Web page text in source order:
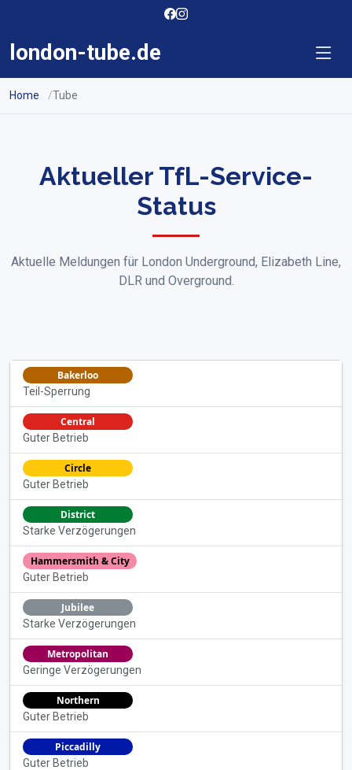
london-tube.de
Home Tube
Aktueller TfL-Service-
Status
Aktuelle Meldungen für London Underground, Elizabeth Line,
DLR und Overground.
Bakerloo
Teil-Sperrung
Central
Guter Betrieb
Circle
Guter Betrieb
District
Starke Verzögerungen
Hammersmith & City
Guter Betrieb
Jubilee
Starke Verzögerungen
Metropolitan
Geringe Verzögerungen
Northern
Guter Betrieb
Piccadilly
Guter Betrieb